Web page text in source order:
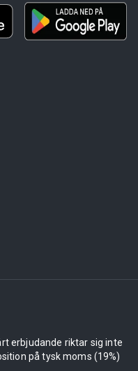
erbjudande riktar sig inte
på tysk moms (19%)